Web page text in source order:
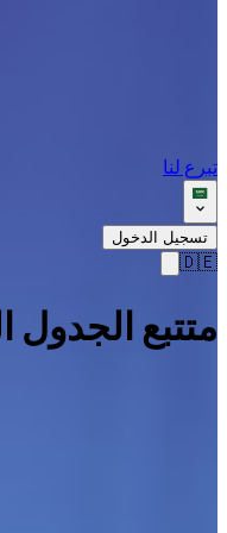
تبرع لنا
تسجيل الدخول
🇩🇪
متتبع الجدول